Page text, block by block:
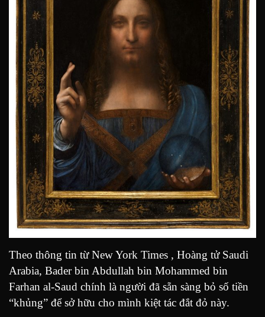
Theo thông tin từ New York Times , Hoàng tử Saudi
Arabia, Bader bin Abdullah bin Mohammed bin
Farhan al-Saud chính là người đã sẵn sàng bỏ số tiền
“khủng” để sở hữu cho mình kiệt tác đắt đỏ này.